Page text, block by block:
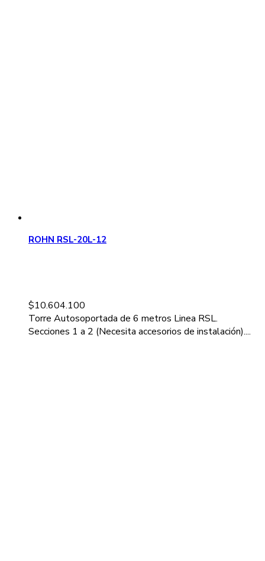
ROHN RSL-20L-12
$10.604.100
Torre Autosoportada de 6 metros Linea RSL.
Secciones 1 a 2 (Necesita accesorios de instalación)....